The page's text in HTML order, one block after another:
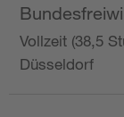
Vollzeit (38,5
Düsseldorf